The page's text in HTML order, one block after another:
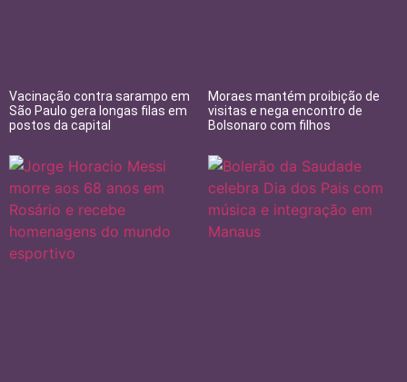
Vacinação contra sarampo em
São Paulo gera longas filas em
postos da capital
Moraes mantém proibição de
visitas e nega encontro de
Bolsonaro com filhos